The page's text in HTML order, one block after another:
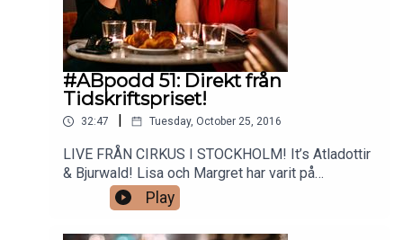
#ABpodd 51: Direkt från
Tidskriftspriset!
32:47 Tuesday, October 25, 2016
LIVE FRÅN CIRKUS I STOCKHOLM! It’s Atladottir
& Bjurwald! Lisa och Margret har varit på
Tidskriftsgalan under kvällen och rapporterar från
minglet via utdelningen och kommenterar alla
kategorier!
Play